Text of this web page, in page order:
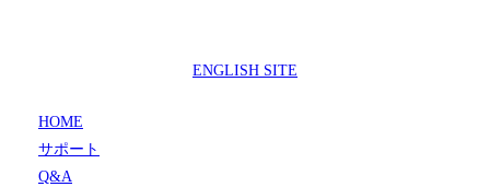
ENGLISH SITE
HOME
サポート
Q&A